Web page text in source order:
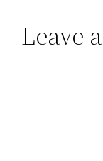
Leave